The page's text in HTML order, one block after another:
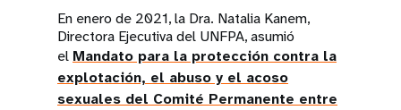
En enero de 2021, la Dra. Natalia Kanem,
Directora Ejecutiva del UNFPA, asumió
el Mandato para la protección contra la
explotación, el abuso y el acoso
sexuales del Comité Permanente entre